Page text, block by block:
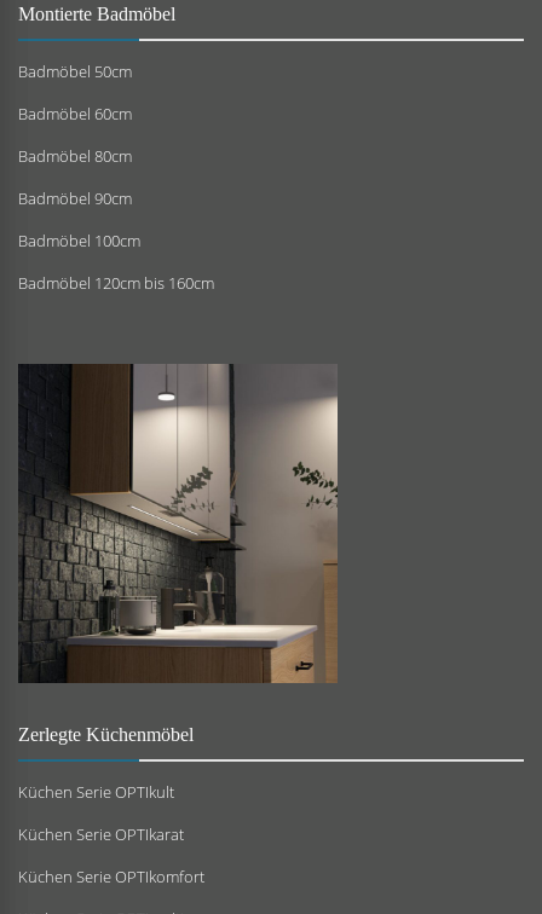
Montierte Badmöbel
Badmöbel 50cm
Badmöbel 60cm
Badmöbel 80cm
Badmöbel 90cm
Badmöbel 100cm
Badmöbel 120cm bis 160cm
Zerlegte Küchenmöbel
Küchen Serie OPTIkult
Küchen Serie OPTIkarat
Küchen Serie OPTIkomfort